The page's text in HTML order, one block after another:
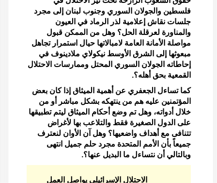
فلسطين والجولان السوري وجنوب لبنان إلى مجرد
جلسات نقاش إعلامية لذر الرماد في العيون
والمناورة لعرقلة الحل؟ وهل من الممكن قبول
مواصلة الأمانة العامة لامبالاتها حيال استمرار تجاهل
مبعوثها إلى الشرق الأوسط نيكولاي ملادينوف في
إحاطاته الجولان السوري المحتل وممارسات الاحتلال
القمعية بحق أهله؟.
كما تساءل الجعفري عن أهمية الميثاق إذا كان بعض
المؤتمنين عليه هم من ينتهكه بشكل مباشر أو من
خلال أدواته، وهل تم وضع أحكام الميثاق ليتم تطبيقها
على الدول الصغيرة فقط والتلاعب بها لأغراض
تتنافى مع أهداف واضعيها؟ وهل آن الأوان لنعترف
جميعاً بأن الأمم المتحدة مجرد حلم جميل انتهى
وبالتالي أن نتساءل ما البديل عنها؟.
الاحتلال الإسرائيلي يواصل العمل